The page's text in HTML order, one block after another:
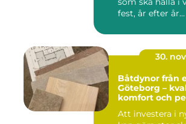
fest, år efter år...
30. nov
Båtdynor från
Göteborg –
komfort och
Att investera i